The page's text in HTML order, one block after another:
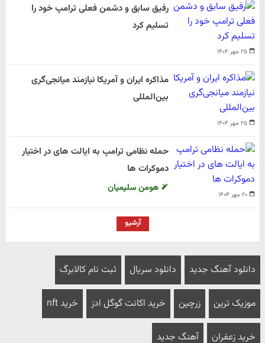
۲۵ مهر ۱۴۰۴
رفیق سابق و دشمن فعلی ترامپ خود را
تسلیم کرد
۲۵ مهر ۱۴۰۴
مذاکره ایران و آمریکا نیازمند میانجی‌گری
بین‌المللی
۲۰ مهر ۱۴۰۴
حمله نظامی ترامپ به ایالت های در اختیار
دموکرات ها
هومن سلیمیان
آرشیو
دانلود آهنگ جدید دانلود سریال ثبت نام کالابرگ
موزیک ترین زرچین خرید اکانت گوگل ادز خرید nft
خرید زعفران آهنگ جدید